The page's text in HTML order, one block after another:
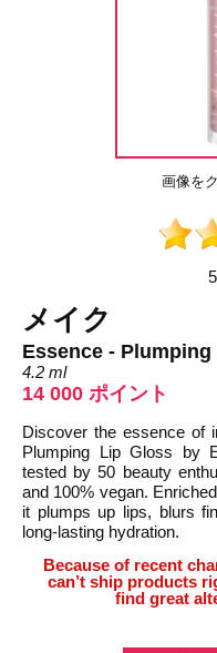
画像を
メイク
Essence -
4.2 ml
14 000 ポイント
Discover the essence of
Plumping Lip Gloss by
tested by 50 beauty
and 100% vegan.
it plumps up lips, blurs
long-lasting hydration.
Because of recent
can’t ship products
find great